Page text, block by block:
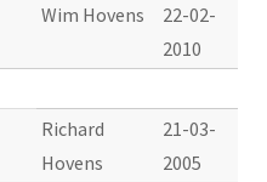
Wim Hovens
22-02-
2010
Richard
Hovens
21-03-
2005